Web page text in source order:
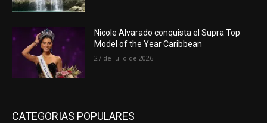
Nicole Alvarado conquista el Supra Top
Model of the Year Caribbean
27 de julio de 2026
CATEGORIAS POPULARES